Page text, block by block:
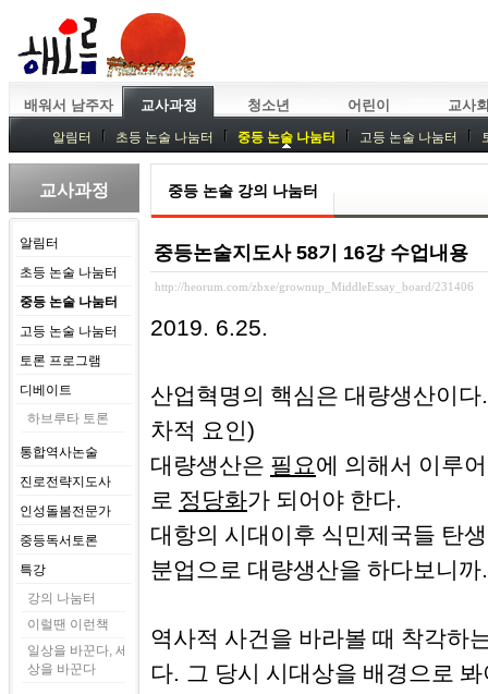
배워서 남주자 교사과정 청소년 어린이 교사
알림터 초등 논술 나눔터 중등 논술 나눔터 고등 논술 나눔터
중등독서토론
특강 중등논술 강사 기획회의 외부강좌
교사과정
알림터
초등 논술 나눔터
중등 논술 나눔터
고등 논술 나눔터
토론 프로그램
디베이트
하브루타 토론
통합역사논술
진로전략지도사
인성돌봄전문가
중등독서토론
특강
강의 나눔터
이럴땐 이런책
일상을 바꾼다, 세
상을 바꾼다
중등 논술 강의 나눔터
중등논술지도사 58기 16강 수업내용
http://heorum.com/zbxe/grownup_MiddleEssay_board/231406
2019. 6.25.
산업혁명의 핵심은 대량생산이다
차적 요인)
대량생산은 필요에 의해서 이루
로 정당화가 되어야 한다.
대항의 시대이후 식민제국들 탄생
분업으로 대량생산을 하다보니까
역사적 사건을 바라볼 때 착각하
다. 그 당시 시대상을 배경으로